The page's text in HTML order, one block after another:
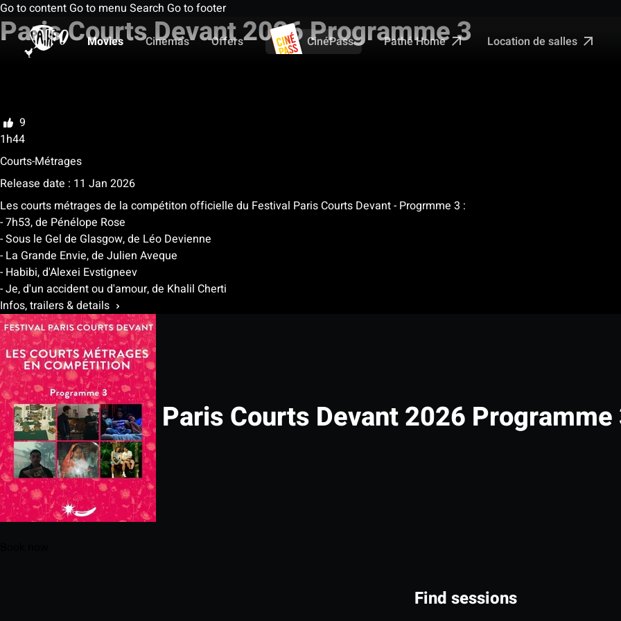
Go to content Go to menu Search Go to footer
Movies
Cinemas Offers CinéPass Pathé Home Location de salles
Paris Courts Devant 2026 Programme 3
9
1h44
Courts-Métrages
Release date : 11 Jan 2026
Les courts métrages de la compétiton officielle du Festival Paris Courts Devant - Progrmme 3 :
- 7h53, de Pénélope Rose
- Sous le Gel de Glasgow, de Léo Devienne
- La Grande Envie, de Julien Aveque
- Habibi, d'Alexei Evstigneev
- Je, d'un accident ou d'amour, de Khalil Cherti
Infos, trailers & details
Paris Courts Devant 2026 Programme
Find sessions